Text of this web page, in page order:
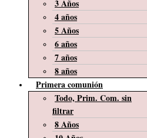
3 Años
4 años
5 Años
6 años
7 años
8 años
Primera comunión
Todo, Prim. Com. sin
filtrar
8 Años